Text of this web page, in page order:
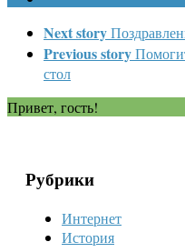
Next story
Previous story
стол
Привет, гость!
Рубрики
Интернет
История